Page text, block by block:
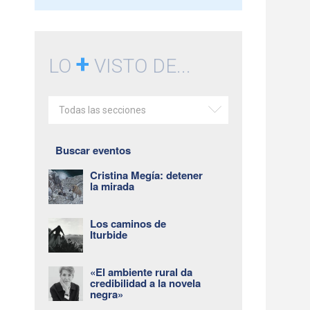
LO+ VISTO DE...
Todas las secciones
Buscar eventos
Cristina Megía: detener
la mirada
Los caminos de
Iturbide
«El ambiente rural da
credibilidad a la novela
negra»